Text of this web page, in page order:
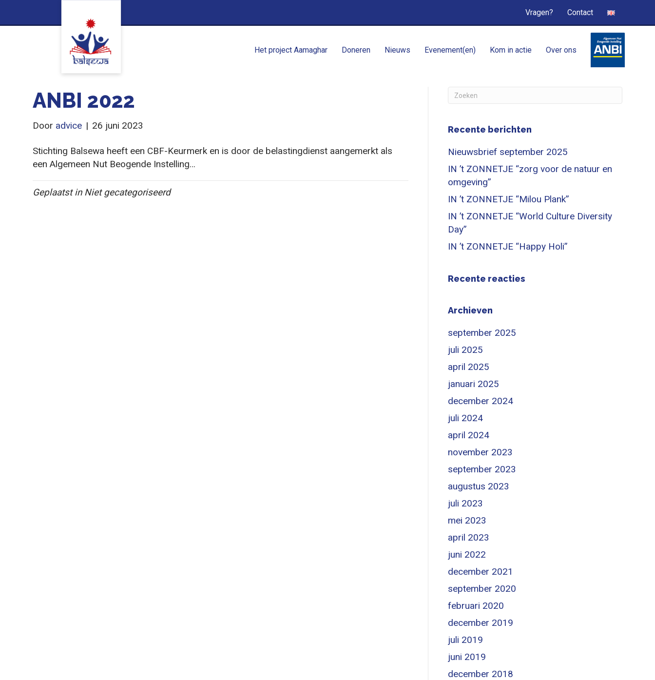
Vragen? Contact
Het project Aamaghar Doneren Nieuws Evenement(en) Kom in actie Over ons
ANBI 2022
Door advice | 26 juni 2023
Stichting Balsewa heeft een CBF-Keurmerk en is door de belastingdienst aangemerkt als
een Algemeen Nut Beogende Instelling…
Geplaatst in Niet gecategoriseerd
Recente berichten
Nieuwsbrief september 2025
IN ’t ZONNETJE “zorg voor de natuur en
omgeving”
IN ’t ZONNETJE “Milou Plank”
IN ’t ZONNETJE “World Culture Diversity
Day”
IN ’t ZONNETJE “Happy Holi”
Recente reacties
Archieven
september 2025
juli 2025
april 2025
januari 2025
december 2024
juli 2024
april 2024
november 2023
september 2023
augustus 2023
juli 2023
mei 2023
april 2023
juni 2022
december 2021
september 2020
februari 2020
december 2019
juli 2019
juni 2019
december 2018